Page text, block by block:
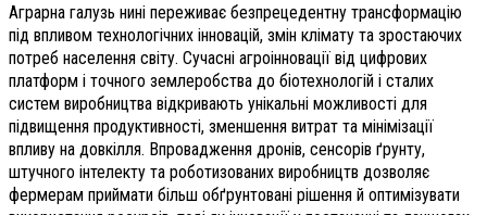
Аграрна галузь нині переживає безпрецедентну трансформацію
під впливом технологічних інновацій, змін клімату та зростаючих
потреб населення світу. Сучасні агроінновації від цифрових
платформ і точного землеробства до біотехнологій і сталих
систем виробництва відкривають унікальні можливості для
підвищення продуктивності, зменшення витрат та мінімізації
впливу на довкілля. Впровадження дронів, сенсорів ґрунту,
штучного інтелекту та роботизованих виробництв дозволяє
фермерам приймати більш обґрунтовані рішення й оптимізувати